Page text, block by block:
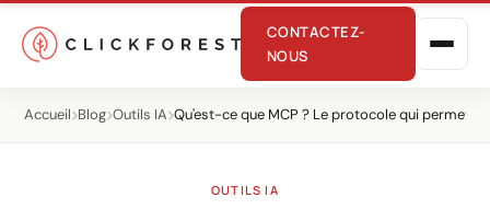
CONTACTEZ-
NOUS
Accueil Blog Outils IA Qu'est-ce que MCP ? Le protocole qui permet
OUTILS IA